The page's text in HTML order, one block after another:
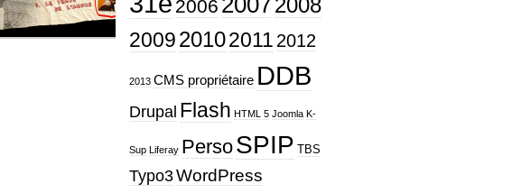
2006 2008
200920102011 2012
2013 CMS propriétaire DDB
Drupal Flash HTML 5 Joomla K-
Sup Liferay PersoSPIP TBS
Typo3WordPress